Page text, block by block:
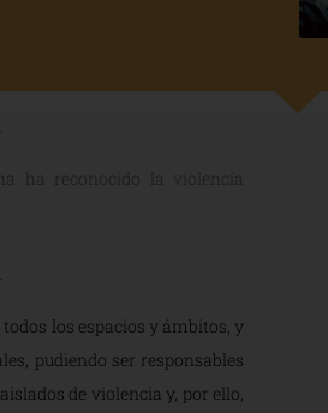
ha reconocido la violencia
los espacios y ámbitos, y
pudiendo ser responsables
de violencia y, por ello,